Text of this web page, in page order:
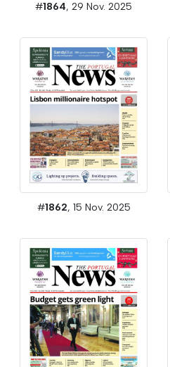
#1864, 29 Nov. 2025
#1862, 15 Nov. 2025